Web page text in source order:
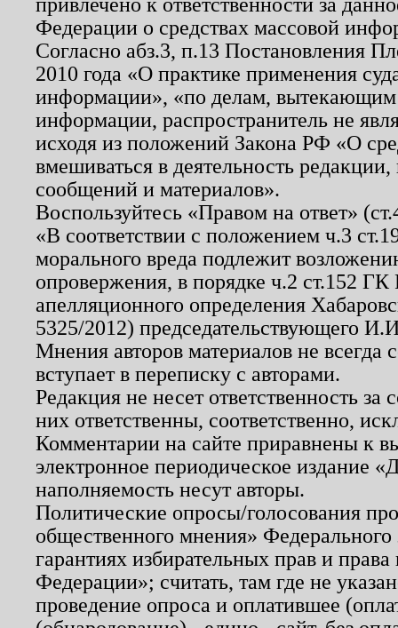
Федерации о средствах массовой
Согласно абз.3, п.13 Постановления
2010 года «О практике применения
информации», «по делам, вытекающим
информации, распространитель не
исходя из положений Закона РФ «О
вмешиваться в деятельность
сообщений и материалов».
Воспользуйтесь «Правом на ответ»
«В соответствии с положением ч.3
морального вреда подлежит
опровержения, в порядке ч.2 ст.152
апелляционного определения
5325/2012) председательствующего
Мнения авторов материалов не
вступает в переписку с авторами.
Редакция не несет ответственность
них ответственны, соответственно,
Комментарии на сайте приравнены к
электронное периодическое издание
наполняемость несут авторы.
Политические опросы/голосования
общественного мнения»
гарантиях избирательных прав и
Федерации»; считать, там где не
проведение опроса и оплатившее